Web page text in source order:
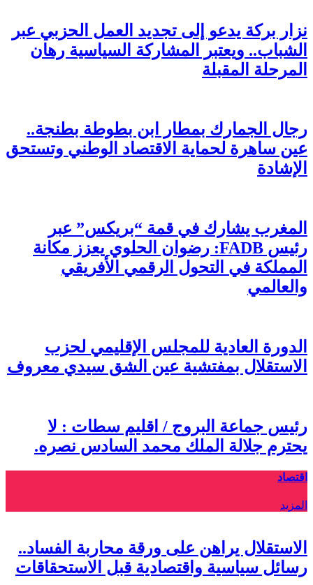
نزار بركة يدعو إلى تجديد العمل الحزبي عبر
الشباب.. ويعتبر المشاركة السياسية رهان
المرحلة المقبلة
رجال الجمارك بمطار ابن بطوطة بطنجة..
عين ساهرة لحماية الاقتصاد الوطني وتستحق
الإشادة
المغرب يشارك في قمة “بريكس” عبر
رئيس FADB: رضوان الحلوي يعزز مكانة
المملكة في التحول الرقمي الأفريقي
والعالمي
الدورة العادية للمجلس الإقليمي لحزب
الاستقلال بمفتشية عين الشق سيدي معروف
رئيس جماعة البروج / اقليم سطات : لا
يحترم جلالة الملك محمد السادس نصره.
اقتصاد
المزيد
الاستقلال يراهن على ورقة محاربة الفساد..
رسائل سياسية واقتصادية قبل الاستحقاقات